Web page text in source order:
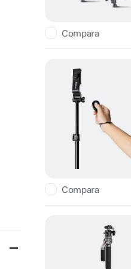
Compara
Compara